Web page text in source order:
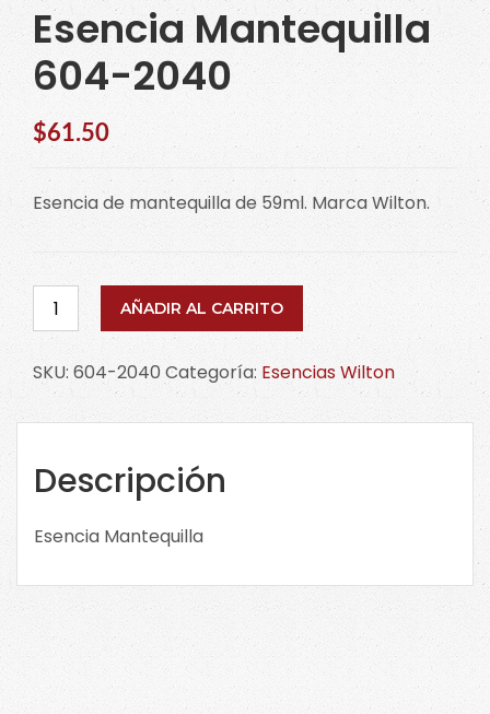
Esencia Mantequilla
604-2040
$61.50
Esencia de mantequilla de 59ml. Marca Wilton.
Esencia
Mantequilla
604-
2040
cantidad
AÑADIR AL CARRITO
SKU: 604-2040 Categoría: Esencias Wilton
Descripción
Esencia Mantequilla